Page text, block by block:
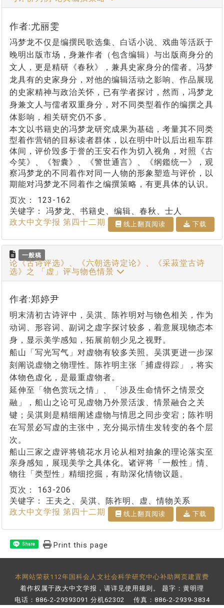
作者:尤丽雯
冯梦龙不仅是编撰民歌选集、白话小说、戏曲等活跃于
晚明出版市场，身兼作者（包含编辑）与出版商身分的
文人，更是精研《春秋》，兼具史家身分的儒者。冯梦
龙具有的史家身分，对他的编辑活动之影响、作品展现
的史家精神与政治关怀，已有学者探讨，然而，冯梦龙
身兼文人与儒者双重身分，对不同类型着作的编撰之具
体影响，相关研究仍不多。
本文以书籍史的冯梦龙研究成果为基础，考量其不同类
型着作营销的目标读者群体，以在明中叶以后出租车群
体间，评价毁多于誉的王安石作为切入视角，对照《古
今笑》、《智囊》、《警世通言》、《纲鑑统一》，观
察冯梦龙的不同着作对同一人物的形象塑造与评价，以
期能对冯梦龙不同着作之编撰策略，有更具体的认识。
页次： 123-162
关键字： 冯梦龙、书籍史、编辑、春秋、士人
政大中文学报 第四十二期
线上翻⾴阅读 下载
一般稿
论《古诗评选》、《六朝选诗定论》、《采菽堂古诗
选》之 「虚」评与物色情景
作者:郑婷尹
明末清初古诗评中，吴淇、陈祚明对与物色相关，作为
动词、形容词、副词之虚字探讨较多，着意展现物态本
身，显示美学感知，拓展前朝少见之视野。
船山「写光写气」对虚物有较多关照。吴淇更进一步深
刻阐说虚物之物理性。陈祚明主张「捕虚得踪」，将实
体物色虚化，是最重虚物者。
延伸至「物色赏玩之情」、「涉及生命情怀之情景交
融」，船山之论可见虚物乃外景活泼、情景融合之关
键；吴淇则是精细阐述虚物与情思之同步变宕；陈祚明
在写景必写虚的主张中，充分揭示情生发转变的各个层
次。
船山三家之虚评将镜花水月论从相对抽象的理论落实至
亲身感知，展现美学之具体化。诸评将「一般性」情、
物往「类型性」精细挖掘，有助深化情物议题。
页次： 163-206
关键字： 王夫之、吴淇、陈祚明、虚、情物关系
政大中文学报 第四十二期
线上翻⾴阅读 下载
Share Print this page
本网站荣获112年国科会人文社会科学研究中心补助网页建置费
着作权属于政大中文学报，请详见使用规则 。 题字：黄明理
电话：886-2-29393091 分机62302 传真：886-2-2939-3834